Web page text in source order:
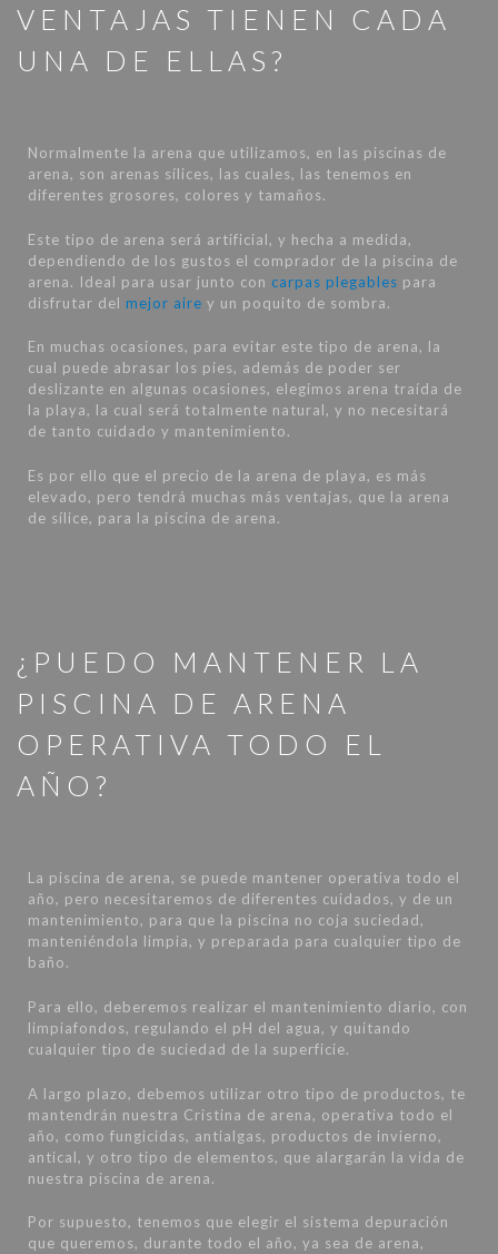
VENTAJAS TIENEN CADA
UNA DE ELLAS?
Normalmente la arena que utilizamos, en las piscinas de
arena, son arenas sílices, las cuales, las tenemos en
diferentes grosores, colores y tamaños.
Este tipo de arena será artificial, y hecha a medida,
dependiendo de los gustos el comprador de la piscina de
arena. Ideal para usar junto con carpas plegables para
disfrutar del mejor aire y un poquito de sombra.
En muchas ocasiones, para evitar este tipo de arena, la
cual puede abrasar los pies, además de poder ser
deslizante en algunas ocasiones, elegimos arena traída de
la playa, la cual será totalmente natural, y no necesitará
de tanto cuidado y mantenimiento.
Es por ello que el precio de la arena de playa, es más
elevado, pero tendrá muchas más ventajas, que la arena
de sílice, para la piscina de arena.
¿PUEDO MANTENER LA
PISCINA DE ARENA
OPERATIVA TODO EL
AÑO?
La piscina de arena, se puede mantener operativa todo el
año, pero necesitaremos de diferentes cuidados, y de un
mantenimiento, para que la piscina no coja suciedad,
manteniéndola limpia, y preparada para cualquier tipo de
baño.
Para ello, deberemos realizar el mantenimiento diario, con
limpiafondos, regulando el pH del agua, y quitando
cualquier tipo de suciedad de la superficie.
A largo plazo, debemos utilizar otro tipo de productos, te
mantendrán nuestra Cristina de arena, operativa todo el
año, como fungicidas, antialgas, productos de invierno,
antical, y otro tipo de elementos, que alargarán la vida de
nuestra piscina de arena.
Por supuesto, tenemos que elegir el sistema depuración
que queremos, durante todo el año, ya sea de arena,